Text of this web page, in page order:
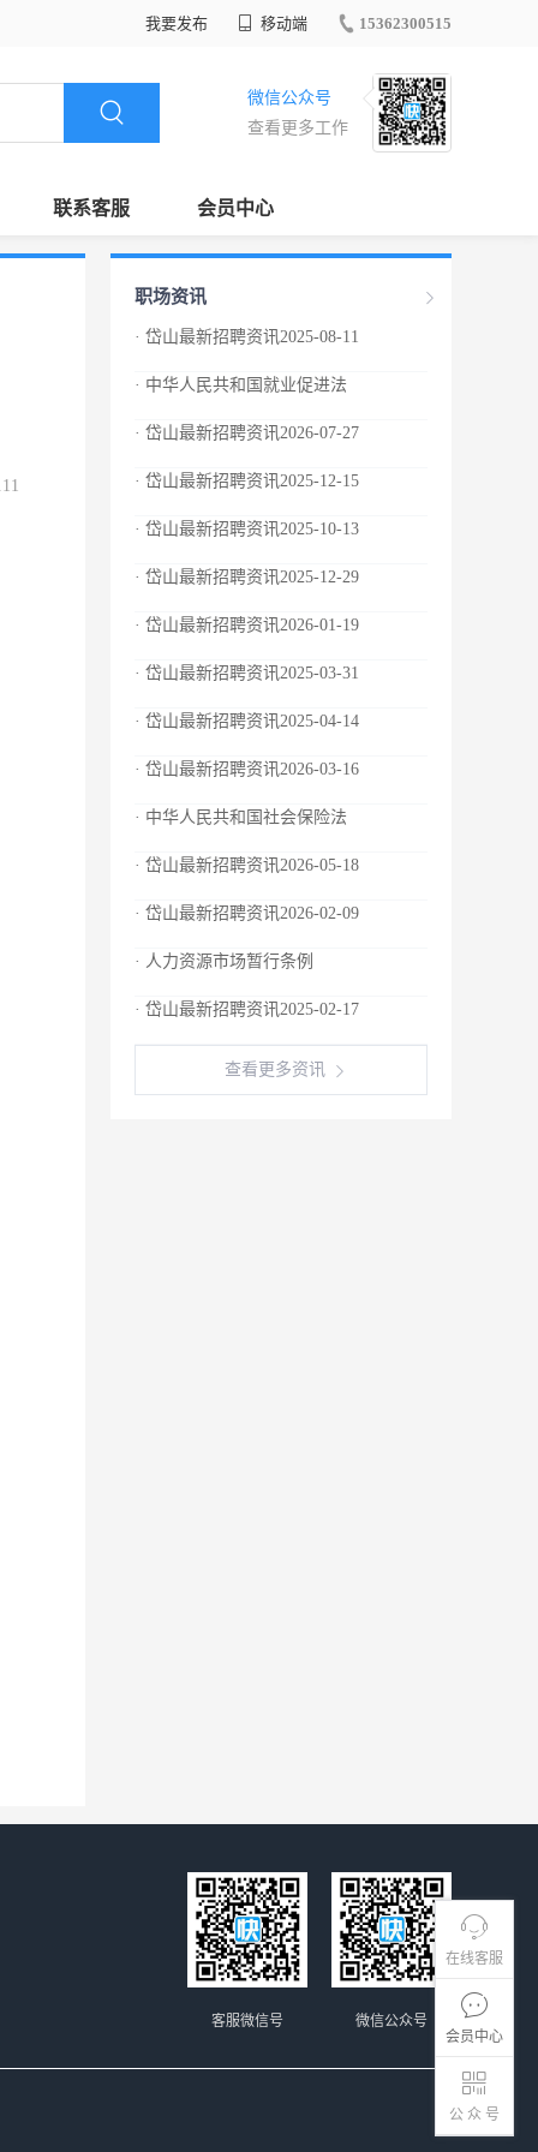
我要发布 移动端 15362300515
微信公众号
查看更多工作
联系客服 会员中心
在线客服
会员中心
公 众 号
职场资讯
· 岱山最新招聘资讯2025-08-11
· 中华人民共和国就业促进法
· 岱山最新招聘资讯2026-07-27
· 岱山最新招聘资讯2025-12-15
· 岱山最新招聘资讯2025-10-13
· 岱山最新招聘资讯2025-12-29
· 岱山最新招聘资讯2026-01-19
· 岱山最新招聘资讯2025-03-31
· 岱山最新招聘资讯2025-04-14
· 岱山最新招聘资讯2026-03-16
· 中华人民共和国社会保险法
· 岱山最新招聘资讯2026-05-18
· 岱山最新招聘资讯2026-02-09
· 人力资源市场暂行条例
· 岱山最新招聘资讯2025-02-17
查看更多资讯
微信公众号
客服微信号